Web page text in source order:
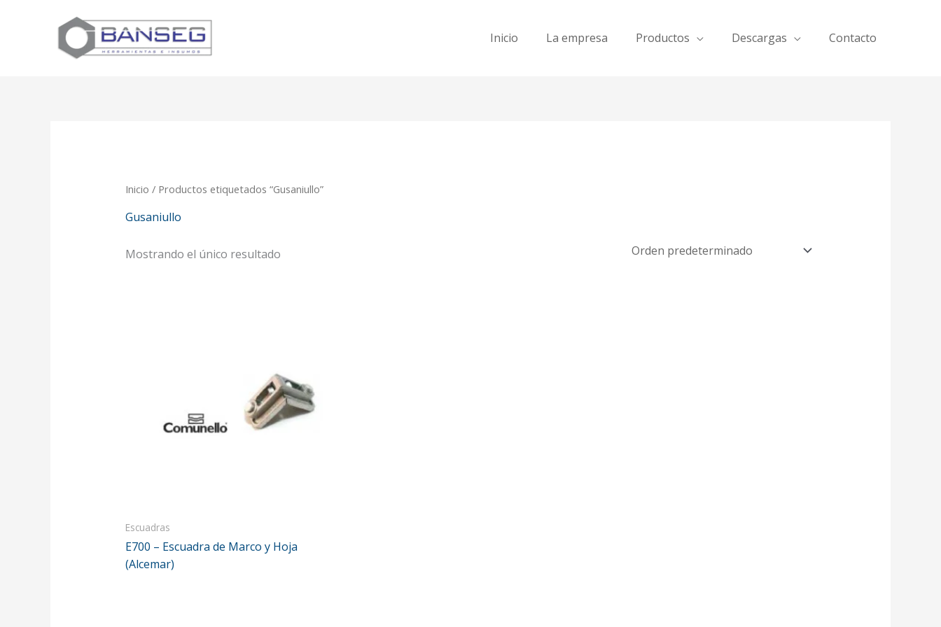
Inicio La empresa Productos Descargas Contacto
Inicio / Productos etiquetados “Gusaniullo”
Gusaniullo
Mostrando el único resultado
Escuadras
E700 – Escuadra de Marco y Hoja
(Alcemar)